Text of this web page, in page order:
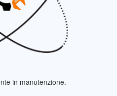
in manutenzione.